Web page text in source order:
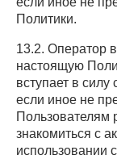
Политики.
13.2. Оператор
настоящую
вступает в
если иное не
Пользователям
знакомиться с
использовании